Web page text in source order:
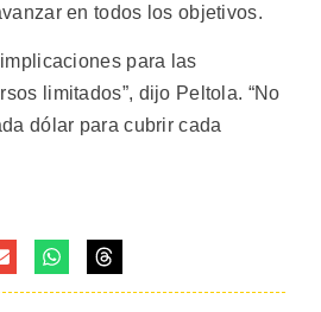
en todos los objetivos.
para las
limitados”, dijo Peltola. “No
dólar para cubrir cada